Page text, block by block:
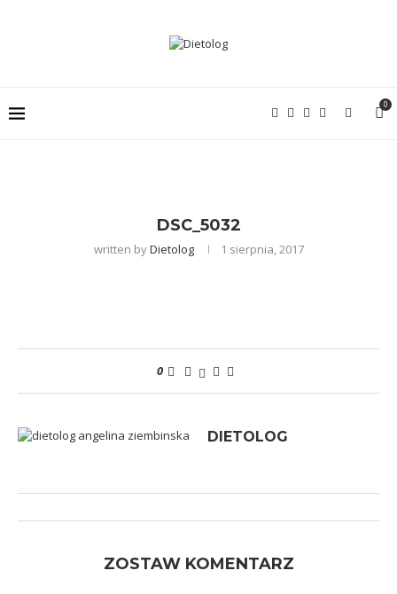
0
DSC_5032
written byDietolog 1 sierpnia, 2017
0
DIETOLOG
ZOSTAW KOMENTARZ